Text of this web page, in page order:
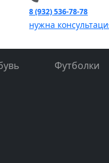
8 (932) 536-78-78
нужна
Футболки